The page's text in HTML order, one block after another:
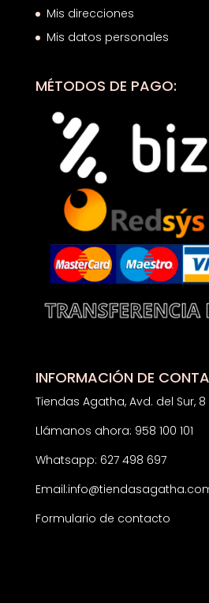
Mis direcciones
Mis datos personales
MÉTODOS DE PAGO:
INFORMACIÓN DE
Tiendas Agatha, Avd. del Sur,
Llámanos ahora: 958 100 101
Whatsapp: 627 498 697
Email:
Formulario de contacto